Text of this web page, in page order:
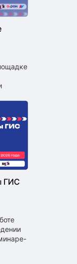
ГИС